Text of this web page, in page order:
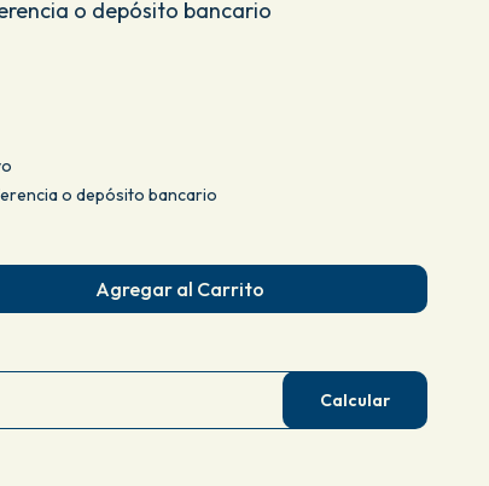
o depósito bancario
o depósito bancario
Agregar al Carrito
Calcular